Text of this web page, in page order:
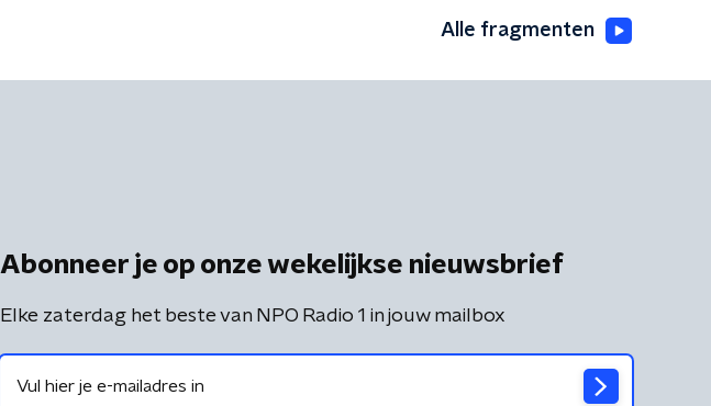
Alle fragmenten
Abonneer je op onze wekelijkse nieuwsbrief
Elke zaterdag het beste van NPO Radio 1 in jouw mailbox